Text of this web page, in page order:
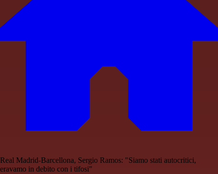
Real Madrid-Barcellona, Sergio Ramos: "Siamo stati autocritici,
eravamo in debito con i tifosi"